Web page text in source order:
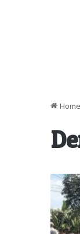
Home